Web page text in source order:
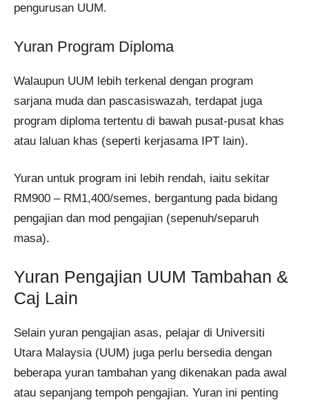
pengurusan UUM.
Yuran Program Diploma
Walaupun UUM lebih terkenal dengan program
sarjana muda dan pascasiswazah, terdapat juga
program diploma tertentu di bawah pusat-pusat khas
atau laluan khas (seperti kerjasama IPT lain).
Yuran untuk program ini lebih rendah, iaitu sekitar
RM900 – RM1,400/semes, bergantung pada bidang
pengajian dan mod pengajian (sepenuh/separuh
masa).
Yuran Pengajian UUM Tambahan &
Caj Lain
Selain yuran pengajian asas, pelajar di Universiti
Utara Malaysia (UUM) juga perlu bersedia dengan
beberapa yuran tambahan yang dikenakan pada awal
atau sepanjang tempoh pengajian. Yuran ini penting